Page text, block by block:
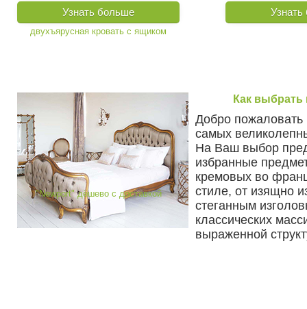
Узнать больше
Как выбрать
Добро пожаловать
самых
На Ваш выбор
избранные
кремовых во
стиле, от изящно
стеганным
классических
выраженной